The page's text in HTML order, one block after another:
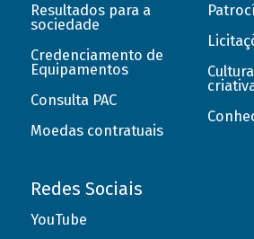
Resultados para a
sociedade
Credenciamento de
Equipamentos
Consulta PAC
Moedas contratuais
Redes Sociais
YouTube